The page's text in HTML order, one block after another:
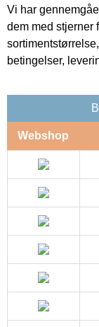
Vi har
dem med stjerner
betingelser,
Webshop